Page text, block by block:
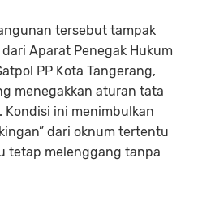
tersebut tampak
Aparat Penegak Hukum
PP Kota Tangerang,
menegakkan aturan tata
ini menimbulkan
dari oknum tertentu
tetap melenggang tanpa